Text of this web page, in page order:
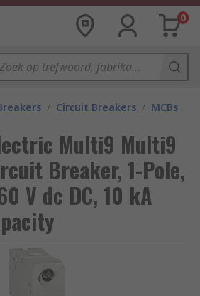
0
/ Circuit Breakers / MCBs
Multi9 Multi9
Breaker, 1-Pole,
V dc DC, 10 kA